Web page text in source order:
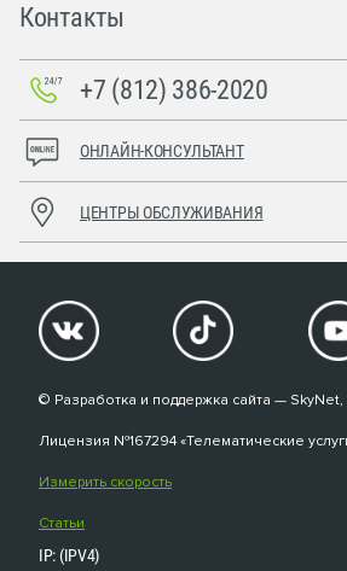
Контакты
+7 (812) 386-2020
ОНЛАЙН-КОНСУЛЬТАНТ
ЦЕНТРЫ ОБСЛУЖИВАНИЯ
© Разработка и поддержка сайта —
Лицензия №167294 «Телематические
Измерить скорость
Статьи
IP: (IPV4)